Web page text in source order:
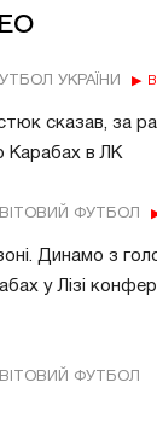
УКРАЇНИ
сказав, за
Карабах в ЛК
ФУТБОЛ
Динамо з
у Лізі
ФУТБОЛ